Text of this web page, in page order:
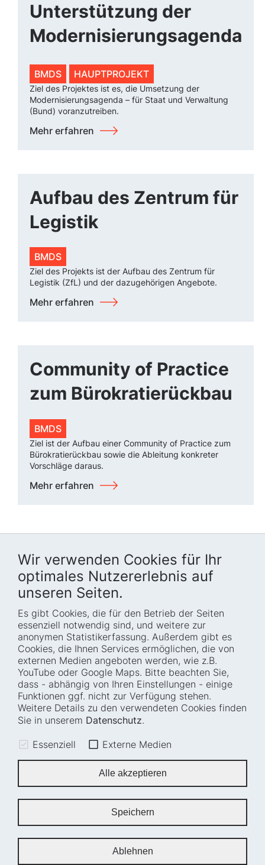
Wir verwenden Cookies für Ihr
optimales Nutzererlebnis auf
unseren Seiten.
Es gibt Cookies, die für den Betrieb der Seiten
essenziell notwendig sind, und weitere zur
anonymen Statistikerfassung. Außerdem gibt es
Cookies, die Ihnen Services ermöglichen, die von
externen Medien angeboten werden, wie z.B.
YouTube oder Google Maps. Bitte beachten Sie,
dass - abhängig von Ihren Einstellungen - einige
Funktionen ggf. nicht zur Verfügung stehen.
Weitere Details zu den verwendeten Cookies finden
Sie in unserem Datenschutz.
Essenziell Externe Medien
Alle akzeptieren
Speichern
Ablehnen
Unterstützung der
Modernisierungsagenda
BMDS HAUPTPROJEKT
Ziel des Projektes ist es, die Umsetzung der
Modernisierungsagenda – für Staat und Verwaltung
(Bund) voranzutreiben.
Mehr erfahren
Aufbau des Zentrum für
Legistik
BMDS
Ziel des Projekts ist der Aufbau des Zentrum für
Legistik (ZfL) und der dazugehörigen Angebote.
Mehr erfahren
Community of Practice
zum Bürokratierückbau
BMDS
Ziel ist der Aufbau einer Community of Practice zum
Bürokratierückbau sowie die Ableitung konkreter
Vorschläge daraus.
Mehr erfahren
Startseite
Wer wir sind
Wie wir arbeiten
Projekte
Fellowships
Karriere
Blog
Presse
Termine
Barrierefreiheit
Transparenz
Glossar
Anfahrt und
Leichte Sprache
Gebärdensprache
Impressum
Sitemap
Cookie-Einstellungen